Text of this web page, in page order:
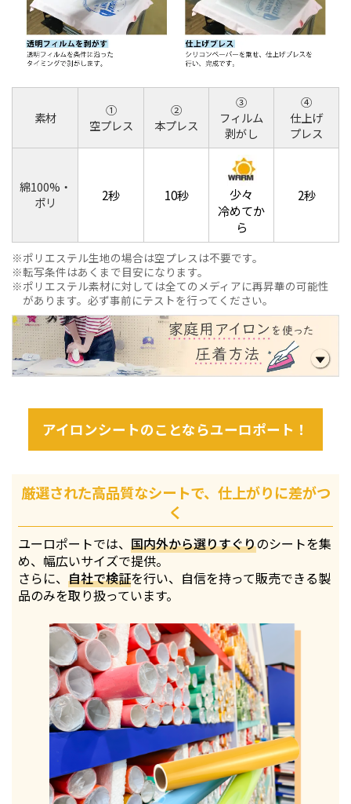
素材
①
空プレス
②
本プレス
③
フィルム
剥がし
④
仕上げ
プレス
綿100%・
ポリ
2秒 10秒
少々
冷めてか
ら
2秒
ポリエステル生地の場合は空プレスは不要です。
転写条件はあくまで目安になります。
ポリエステル素材に対しては全てのメディアに再昇華の可能性
があります。必ず事前にテストを行ってください。
アイロンシートのことならユーロポート！
厳選された高品質なシートで、仕上がりに差がつ
く
ユーロポートでは、国内外から選りすぐりのシートを集
め、幅広いサイズで提供。
さらに、自社で検証を行い、自信を持って販売できる製
品のみを取り扱っています。